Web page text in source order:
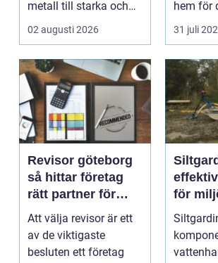
metall till starka och
hållbara konstruktion...
02 augusti 2026
hem för
sena
31 juli
Revisor göteborg
så hittar företag
rätt partner för
trygg tillväxt
Att välja revisor är ett
av de viktigaste
besluten ett företag
för